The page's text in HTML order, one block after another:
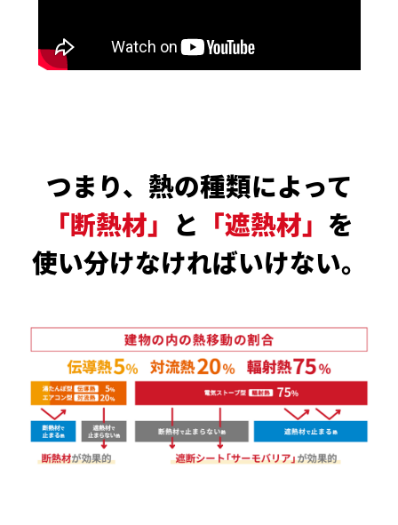
つまり、熱の種類によって
「断熱材」 と 「遮熱材」 を
使い分けなければいけない。